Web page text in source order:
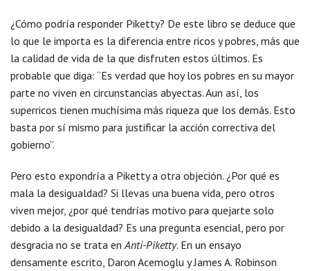
¿Cómo podría responder Piketty? De este libro se deduce que
lo que le importa es la diferencia entre ricos y pobres, más que
la calidad de vida de la que disfruten estos últimos. Es
probable que diga: “Es verdad que hoy los pobres en su mayor
parte no viven en circunstancias abyectas. Aun así, los
superricos tienen muchísima más riqueza que los demás. Esto
basta por sí mismo para justificar la acción correctiva del
gobierno”.
Pero esto expondría a Piketty a otra objeción. ¿Por qué es
mala la desigualdad? Si llevas una buena vida, pero otros
viven mejor, ¿por qué tendrías motivo para quejarte solo
debido a la desigualdad? Es una pregunta esencial, pero por
desgracia no se trata en Anti-Piketty. En un ensayo
densamente escrito, Daron Acemoglu y James A. Robinson